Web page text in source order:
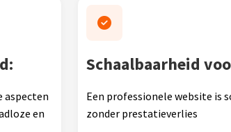
aspecten
en
Schaalbaarheid
Een professionele website is
zonder prestatieverlies